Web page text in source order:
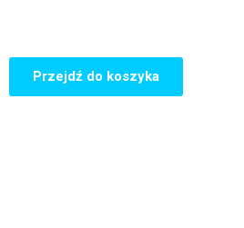
Przejdź do koszyka